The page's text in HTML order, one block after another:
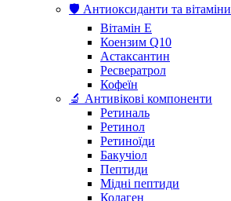
🛡️ Антиоксиданти та вітаміни
Вітамін Е
Коензим Q10
Астаксантин
Ресвератрол
Кофеїн
🔬 Антивікові компоненти
Ретиналь
Ретинол
Ретиноїди
Бакучіол
Пептиди
Мідні пептиди
Колаген